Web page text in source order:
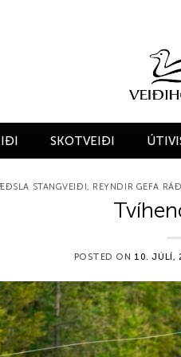
SKOTVEIÐI
STANGVEIÐI, REYNDIR GEFA
POSTED ON 10. JÚLÍ,